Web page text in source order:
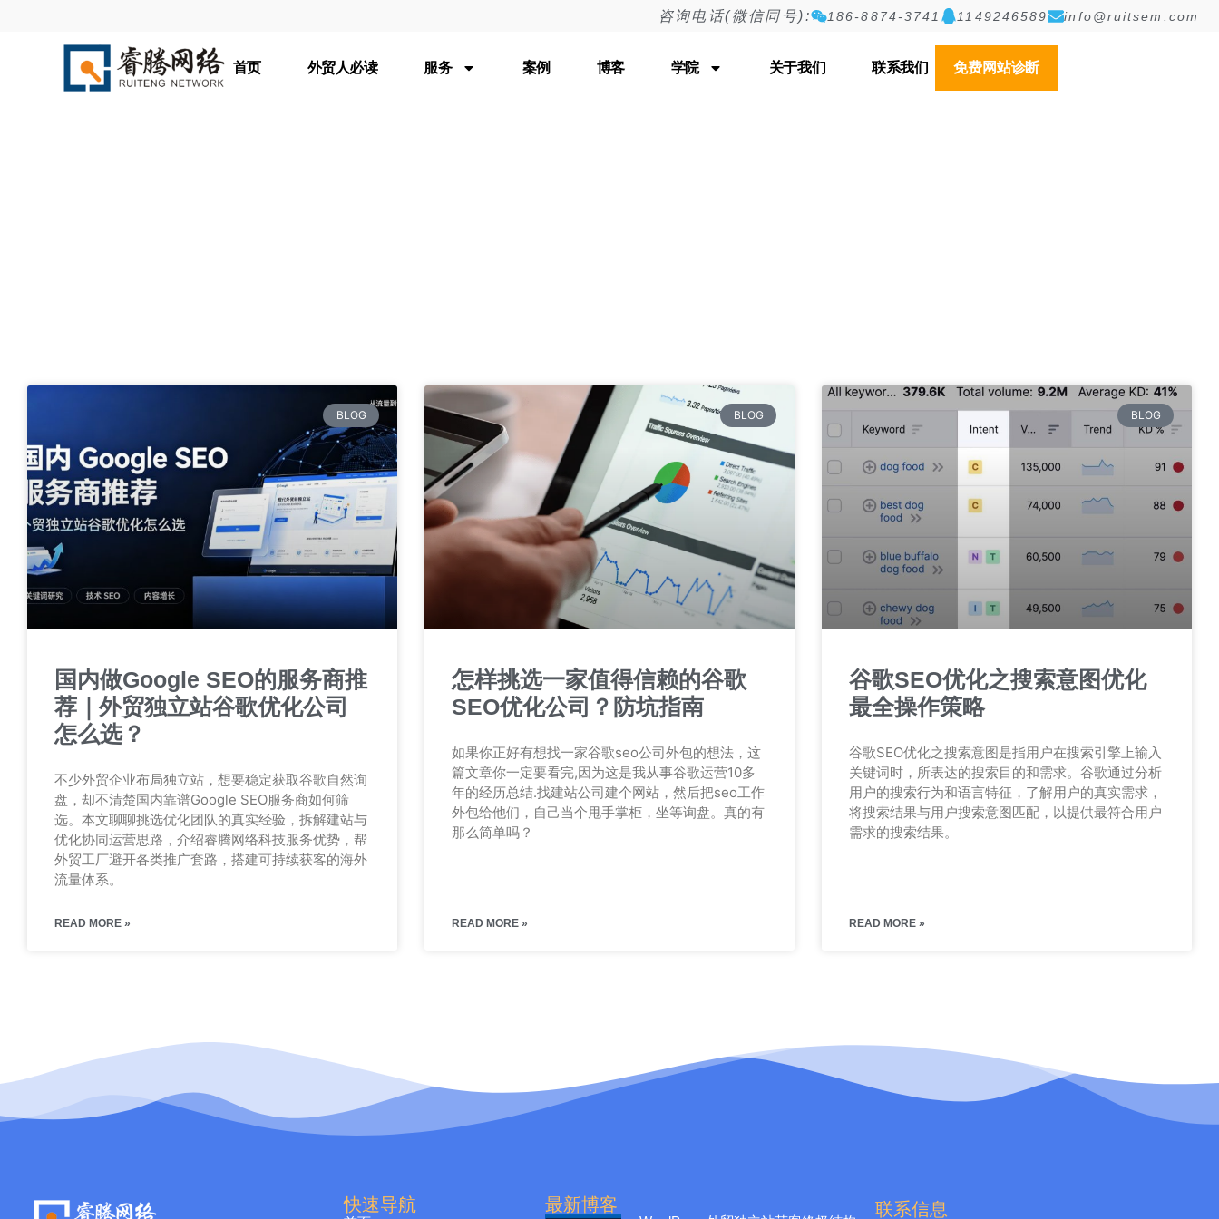
咨询电话(微信同号): 186-8874-3741 1149246589 info@ruitsem.com
首页 外贸人必读 服务 案例 博客 学院 关于我们 联系我们 免费网站诊断
Tag: 谷歌SEO优化
BLOG
国内做Google SEO的服务商推
荐｜外贸独立站谷歌优化公司
怎么选？
不少外贸企业布局独立站，想要稳定获取谷歌自然询
盘，却不清楚国内靠谱Google SEO服务商如何筛
选。本文聊聊挑选优化团队的真实经验，拆解建站与
优化协同运营思路，介绍睿腾网络科技服务优势，帮
外贸工厂避开各类推广套路，搭建可持续获客的海外
流量体系。
READ MORE »
BLOG
怎样挑选一家值得信赖的谷歌
SEO优化公司？防坑指南
如果你正好有想找一家谷歌seo公司外包的想法，这
篇文章你一定要看完,因为这是我从事谷歌运营10多
年的经历总结.找建站公司建个网站，然后把seo工作
外包给他们，自己当个甩手掌柜，坐等询盘。真的有
那么简单吗？
READ MORE »
BLOG
谷歌SEO优化之搜索意图优化
最全操作策略
谷歌SEO优化之搜索意图是指用户在搜索引擎上输入
关键词时，所表达的搜索目的和需求。谷歌通过分析
用户的搜索行为和语言特征，了解用户的真实需求，
将搜索结果与用户搜索意图匹配，以提供最符合用户
需求的搜索结果。
READ MORE »
快速导航 最新博客 联系信息